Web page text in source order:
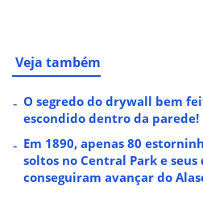
Veja também
O segredo do drywall bem
escondido dentro da parede!
Em 1890, apenas 80
soltos no Central Park e seus
conseguiram avançar do